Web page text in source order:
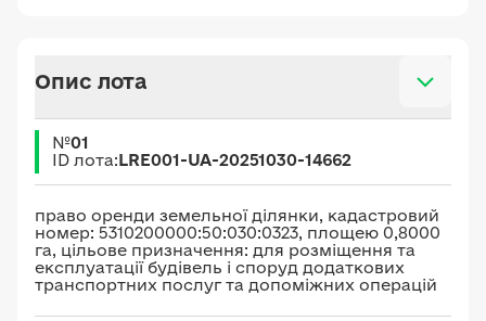
Опис лота
№01
ID лота:LRE001-UA-20251030-14662
право оренди земельної ділянки, кадастровий
номер: 5310200000:50:030:0323, площею 0,8000
га, цільове призначення: для розміщення та
експлуатації будівель і споруд додаткових
транспортних послуг та допоміжних операцій